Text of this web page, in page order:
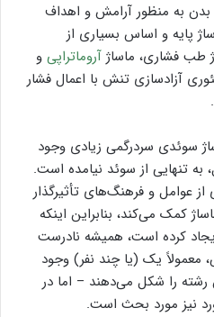
بدن به منظور آرامش و اهداف
پایه و اساس بسیاری از
طب فشاری، ماساژ آروماتراپی و
آزادسازی تنش با اعمال فشار
سوئدی سردرگمی زیادی وجود
تنهایی از سوئد نیامده است.
از عوامل و فرهنگ‌های تأثیرگذار
کمک می‌کند، بنابراین اینکه
کرده است، همیشه نادرست
یک (یا چند نفر) وجود
رشته را شکل می‌دهند – اما در
نیز مورد بحث است.